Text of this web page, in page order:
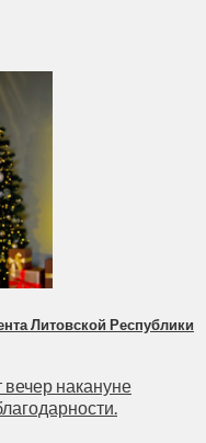
Литовской Республики
накануне